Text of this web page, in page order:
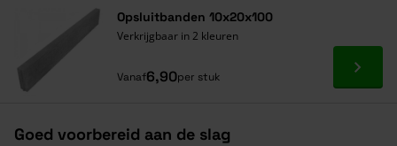
Opsluitbanden 10x20x100
Verkrijgbaar in 2 kleuren
Vanaf6,90per stuk Ga
Goed voorbereid aan de slag